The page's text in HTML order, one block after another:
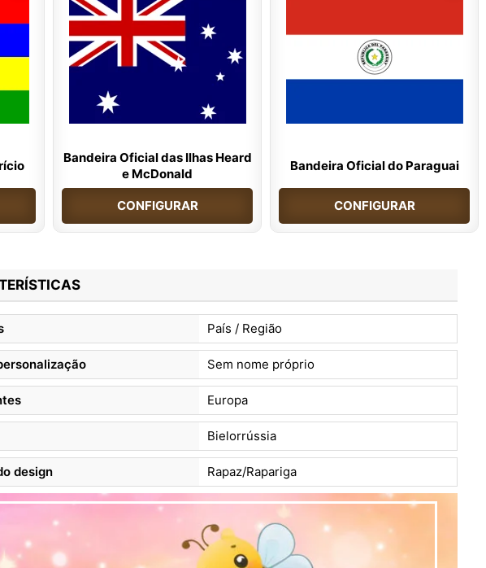
Bandeira Oficial das Ilhas Heard
e McDonald
CONFIGURAR
Bandeira Oficial do Paraguai
CONFIGURAR
País / Região
Sem nome próprio
Europa
Bielorrússia
design Rapaz/Rapariga